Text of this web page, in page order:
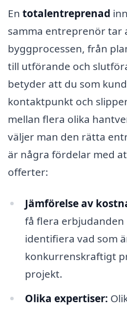
En totalentreprenad
samma entreprenör tar
byggprocessen, från
till utförande och
betyder att du som
kontaktpunkt och
mellan flera olika
väljer man den rätta
är några fördelar med
offerter:
Jämförelse av
få flera erbjudanden
identifiera vad som
konkurrenskraftigt
projekt.
Olika expertiser: